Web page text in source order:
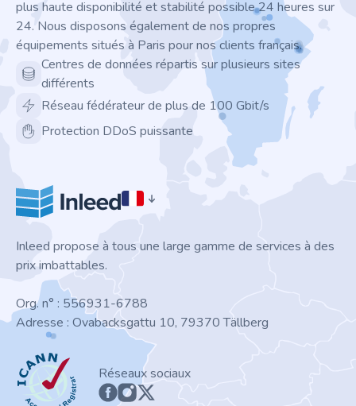
plus haute disponibilité et stabilité possible 24 heures sur
24. Nous disposons également de nos propres
équipements situés à Paris pour nos clients français.
Centres de données répartis sur plusieurs sites
différents
Réseau fédérateur de plus de 100 Gbit/s
Protection DDoS puissante
Inleed propose à tous une large gamme de services à des
prix imbattables.
Org. n° : 556931-6788
Adresse : Ovabacksgattu 10, 79370 Tällberg
ICANN
Réseaux sociaux